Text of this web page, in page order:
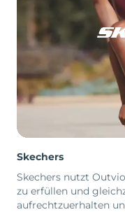
Skechers
Skechers nutzt
zu erfüllen und
aufrechtzuerhalten